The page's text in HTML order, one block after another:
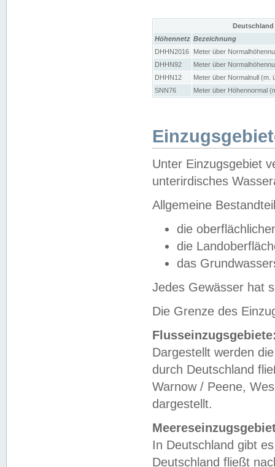
Höhennetz Bezeichnung
DHHN2016
Meter über
DHHN92
Meter über
DHHN12
Meter über Normalnull (m.
SNN76
Meter über Höhennormal
Unter Einzugsgebiet
unterirdisches
Allgemeine
die
die
das
Jedes Gewässer hat
Die Grenze des
Dargestellt werden
durch Deutschland
Warnow / Peene,
dargestellt.
In Deutschland gibt
Deutschland fließt